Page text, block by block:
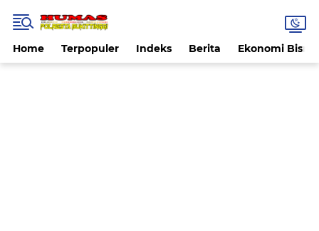
Home Terpopuler Indeks Berita Ekonomi Bisnis